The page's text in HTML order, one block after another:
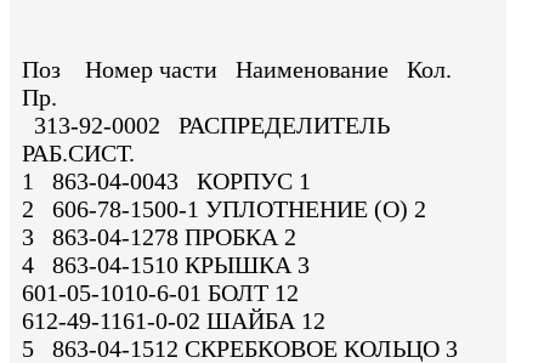
Поз Номер части Наименование Кол.
Пр.
313-92-0002 РАСПРЕДЕЛИТЕЛЬ
РАБ.СИСТ.
1 863-04-0043 КОРПУС 1
2 606-78-1500-1 УПЛОТНЕНИЕ (О) 2
3 863-04-1278 ПРОБКА 2
4 863-04-1510 КРЫШКА 3
601-05-1010-6-01 БОЛТ 12
612-49-1161-0-02 ШАЙБА 12
5 863-04-1512 СКРЕБКОВОЕ КОЛЬЦО 3